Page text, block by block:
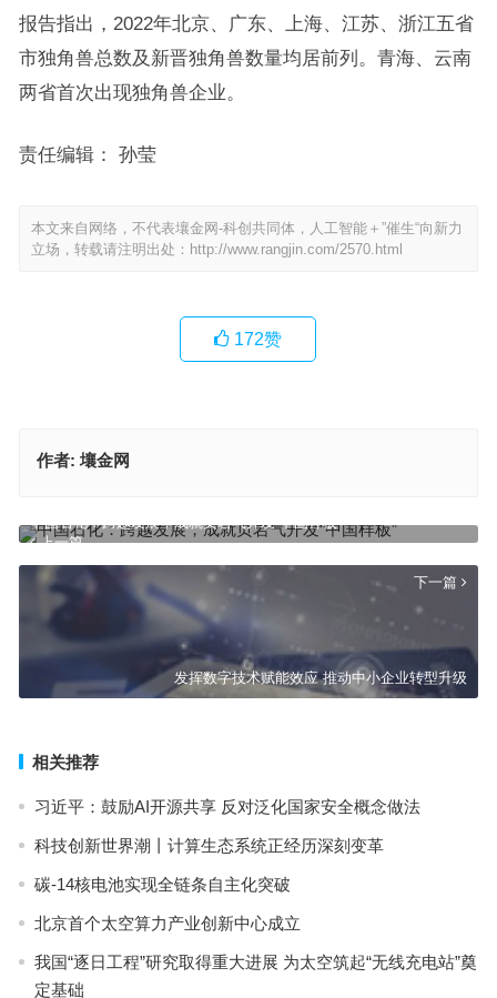
报告指出，2022年北京、广东、上海、江苏、浙江五省
市独角兽总数及新晋独角兽数量均居前列。青海、云南
两省首次出现独角兽企业。
责任编辑： 孙莹
本文来自网络，不代表壤金网-科创共同体，人工智能＋”催生“向新力
立场，转载请注明出处： http://www.rangjin.com/2570.html
172赞
作者: 壤金网
上一篇
中国石化：跨越发展，成就页岩气开发“中国样板”
下一篇
发挥数字技术赋能效应 推动中小企业转型升级
相关推荐
习近平：鼓励AI开源共享 反对泛化国家安全概念做法
科技创新世界潮丨计算生态系统正经历深刻变革
碳-14核电池实现全链条自主化突破
北京首个太空算力产业创新中心成立
我国“逐日工程”研究取得重大进展 为太空筑起“无线充电站”奠
定基础